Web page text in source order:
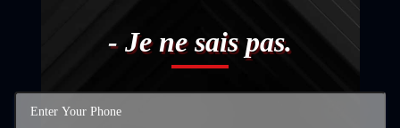
- Je ne sais pas.